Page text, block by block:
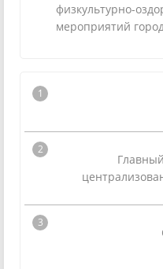
физкультурно-
мероприятий